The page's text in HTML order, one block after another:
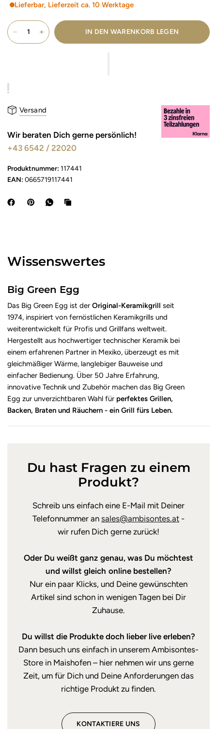
Lieferbar, Lieferzeit ca. 10 Werktage
IN DEN WARENKORB LEGEN
Versand
Wir beraten Dich gerne persönlich!
+43 6542 / 22020
Produktnummer: 117441
EAN: 0665719117441
Wissenswertes
Big Green Egg
Das Big Green Egg ist derOriginal-Keramikgrillseit
1974, inspiriert von fernöstlichen Keramikgrills und
weiterentwickelt für Profis und Grillfans weltweit.
Hergestellt aus hochwertiger technischer Keramik bei
einem erfahrenen Partner in Mexiko, überzeugt es mit
gleichmäßiger Wärme, langlebiger Bauweise und
einfacher Bedienung. Über 50 Jahre Erfahrung,
innovative Technik und Zubehör machen das Big Green
Egg zur unverzichtbaren Wahl für perfektes Grillen,
Backen, Braten und Räuchern - ein Grill fürs Leben.
Du hast Fragen zu einem
Produkt?
Schreib uns einfach eine E-Mail mit Deiner
Telefonnummer an sales@ambisontes.at -
wir rufen Dich gerne zurück!
Oder Du weißt ganz genau, was Du möchtest
und willst gleich online bestellen?
Nur ein paar Klicks, und Deine gewünschten
Artikel sind schon in wenigen Tagen bei Dir
Zuhause.
Du willst die Produkte doch lieber live erleben?
Dann besuch uns einfach in unserem Ambisontes-
Store in Maishofen – hier nehmen wir uns gerne
Zeit, um für Dich und Deine Anforderungen das
richtige Produkt zu finden.
KONTAKTIERE UNS